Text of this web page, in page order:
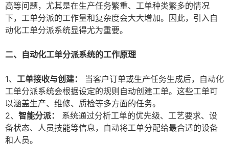
高等问题，尤其是在生产任务繁重、工单种类繁多的情况
下，工单分派的工作量和复杂度会大大增加。因此，引入自
动化工单分派系统显得尤为重要。
二、自动化工单分派系统的工作原理
1、 工单接收与创建：
当客户订单或生产任务生成后，自动化
工单分派系统会根据设定的规则自动创建工单。这些工单可
以涵盖生产、维修、质检等多方面的任务。
2、 智能分派：
系统通过分析工单的优先级、工艺要求、设
备状态、人员技能等信息，自动将工单分配给最合适的设备
和人员。